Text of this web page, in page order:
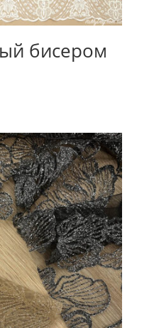
бисером